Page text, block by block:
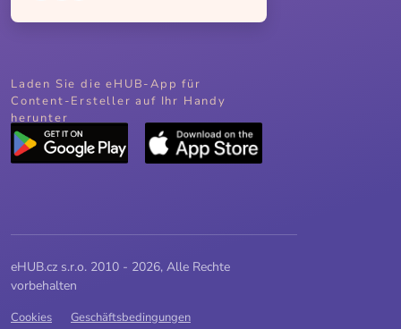
Laden Sie die eHUB-App für
Content-Ersteller auf Ihr Handy
herunter
eHUB.cz s.r.o. 2010 - 2026, Alle Rechte
vorbehalten
Cookies Geschäftsbedingungen